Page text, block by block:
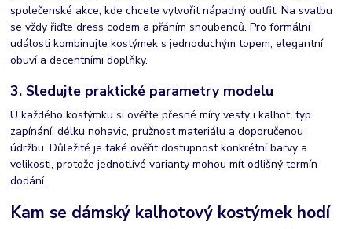
společenské akce, kde chcete vytvořit nápadný outfit. Na svatbu
se vždy řiďte dress codem a přáním snoubenců. Pro formální
události kombinujte kostýmek s jednoduchým topem, elegantní
obuví a decentními doplňky.
3. Sledujte praktické parametry modelu
U každého kostýmku si ověřte přesné míry vesty i kalhot, typ
zapínání, délku nohavic, pružnost materiálu a doporučenou
údržbu. Důležité je také ověřit dostupnost konkrétní barvy a
velikosti, protože jednotlivé varianty mohou mít odlišný termín
dodání.
Kam se dámský kalhotový kostýmek hodí